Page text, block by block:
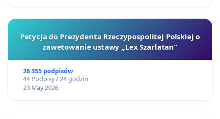
Petycja do Prezydenta Rzeczypospolitej Polskiej o
zawetowanie ustawy „Lex Szarlatan”
26 355 podpisów
44 Podpisy / 24 godzin
23 May 2026